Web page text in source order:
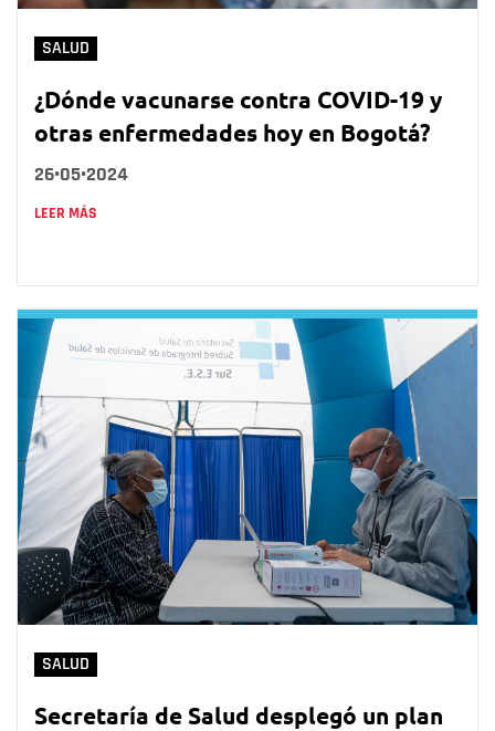
SALUD
¿Dónde vacunarse contra COVID-19 y
otras enfermedades hoy en Bogotá?
26•05•2024
LEER MÁS
SALUD
Secretaría de Salud desplegó un plan